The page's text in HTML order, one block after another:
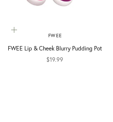
選擇選項
FWEE
FWEE Lip & Cheek Blurry Pudding Pot
促銷價
$19.99